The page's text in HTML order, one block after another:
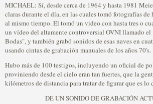
MICHAEL: Sí, desde cerca de 1964 y hasta 1981
claras durante el día, en las cuales tomó fotografías de
al mismo tiempo. El tomó un video con hasta tres o
un vídeo del altamente controversial OVNI llamado el
Bodas", y también grabó sonidos de esas naves en
usando cintas de grabación manuales de los años 70's.
Hubo más de 100 testigos, incluyendo un oficial de
proviniendo desde el cielo eran tan fuertes, que la
kilómetros de distancia para tratar de figurar que es lo
DE UN SONIDO DE GRABACIÓN